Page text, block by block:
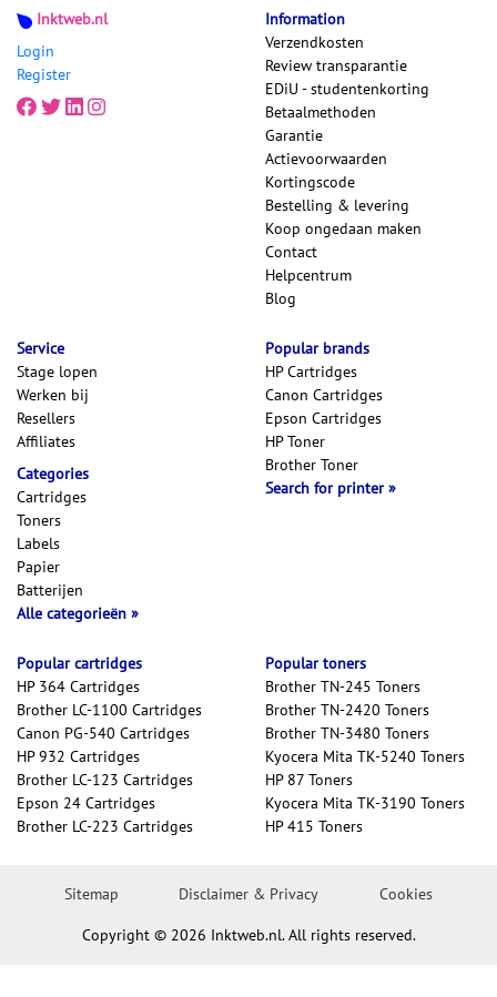
Inktweb.nl
Login
Register
Information
Verzendkosten
Review transparantie
EDiU - studentenkorting
Betaalmethoden
Garantie
Actievoorwaarden
Kortingscode
Bestelling & levering
Koop ongedaan maken
Contact
Helpcentrum
Blog
Service
Stage lopen
Werken bij
Resellers
Affiliates
Categories
Cartridges
Toners
Labels
Papier
Batterijen
Alle categorieën
Popular cartridges
HP 364 Cartridges
Brother LC-1100 Cartridges
Canon PG-540 Cartridges
HP 932 Cartridges
Brother LC-123 Cartridges
Epson 24 Cartridges
Brother LC-223 Cartridges
Popular toners
Brother TN-245 Toners
Brother TN-2420 Toners
Brother TN-3480 Toners
Kyocera Mita TK-5240 Toners
HP 87 Toners
Kyocera Mita TK-3190 Toners
HP 415 Toners
Popular brands
HP Cartridges
Canon Cartridges
Epson Cartridges
HP Toner
Brother Toner
Search for printer
Sitemap Disclaimer & Privacy Cookies
Copyright © 2026 Inktweb.nl. All rights reserved.